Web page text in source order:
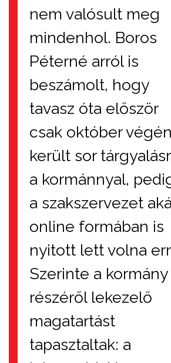
nem valósult meg
mindenhol. Boros
Péterné arról is
beszámolt, hogy
tavasz óta először
csak október végén
került sor
a kormánnyal,
a szakszervezet
online formában is
nyitott lett volna
Szerinte a kormány
részéről lekezelő
magatartást
tapasztaltak: a